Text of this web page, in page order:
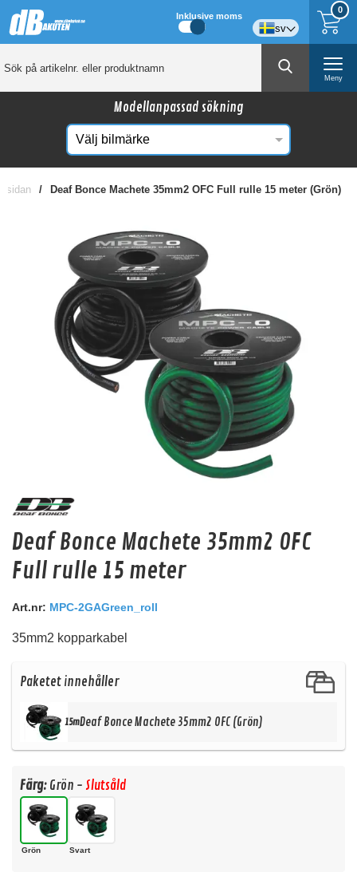
0
Inklusive moms
sv
Meny
Modellanpassad sökning
Deaf Bonce Machete 35mm2 OFC Full rulle 15 meter (Grön)
Kanske någon av dessa produkter kan intressera
dig?
DeafBonce HST-G10
Krympslang
Snabblager 1-3 dagar
Deaf Bonce Machete 35mm2 OFC
Full rulle 15 meter
Art.nr: MPC-2GAGreen_roll
35mm2 kopparkabel
Paketet innehåller
15mDeaf Bonce Machete 35mm2 OFC (Grön)
Färg: Grön - Slutsåld
Grön Svart